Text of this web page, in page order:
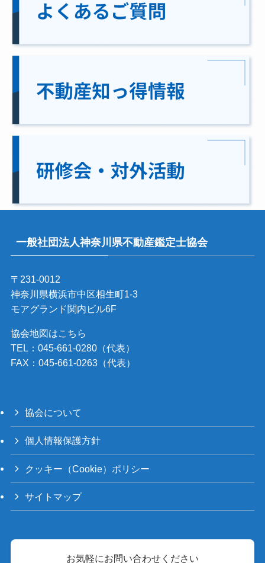
一般社団法人神奈川県不動産鑑定士協会
〒231-0012
神奈川県横浜市中区相生町1-3
モアグランド関内ビル6F
協会地図はこちら
TEL：045-661-0280（代表）
FAX：045-661-0263（代表）
協会について
個人情報保護方針
クッキー（Cookie）ポリシー
サイトマップ
お気軽にお問い合わせください